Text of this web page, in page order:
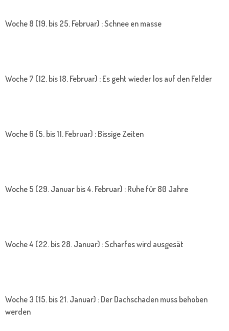
Woche 8 (19. bis 25. Februar) : Schnee en masse
Woche 7 (12. bis 18. Februar) : Es geht wieder los auf den Felder
Woche 6 (5. bis 11. Februar) : Bissige Zeiten
Woche 5 (29. Januar bis 4. Februar) : Ruhe für 80 Jahre
Woche 4 (22. bis 28. Januar) : Scharfes wird ausgesät
Woche 3 (15. bis 21. Januar) : Der Dachschaden muss behoben
werden